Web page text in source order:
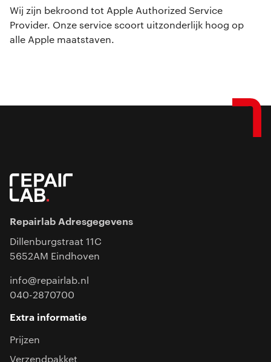
Wij zijn bekroond tot Apple Authorized Service
Provider. Onze service scoort uitzonderlijk hoog op
alle Apple maatstaven.
Repairlab Adresgegevens
Dillenburgstraat 11C
5652AM Eindhoven
info@repairlab.nl
040-2870700
Extra informatie
Prijzen
Verzendpakket